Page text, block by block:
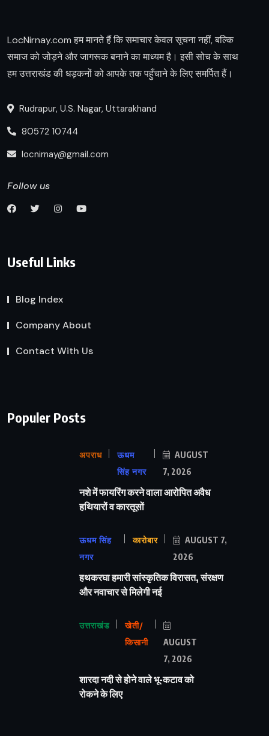
LocNirnay.com हम मानते हैं कि समाचार केवल सूचना नहीं, बल्कि
समाज को जोड़ने और जागरूक बनाने का माध्यम है। इसी सोच के साथ
हम उत्तराखंड की धड़कनों को आपके तक पहुँचाने के लिए समर्पित हैं।
Rudrapur, U.S. Nagar, Uttarakhand
80572 10744
locnirnay@gmail.com
Follow us
Useful Links
Blog Index
Company About
Contact With Us
Populer Posts
अपराध
ऊधम
सिंह नगर
AUGUST
7, 2026
नशे में फायरिंग करने वाला आरोपित अवैध
हथियारों व कारतूसों
ऊधम सिंह
नगर
कारोबार
AUGUST 7,
2026
हथकरघा हमारी सांस्कृतिक विरासत, संरक्षण
और नवाचार से मिलेगी नई
उत्तराखंड
खेती/
किसानी
AUGUST
7, 2026
शारदा नदी से होने वाले भू-कटाव को
रोकने के लिए